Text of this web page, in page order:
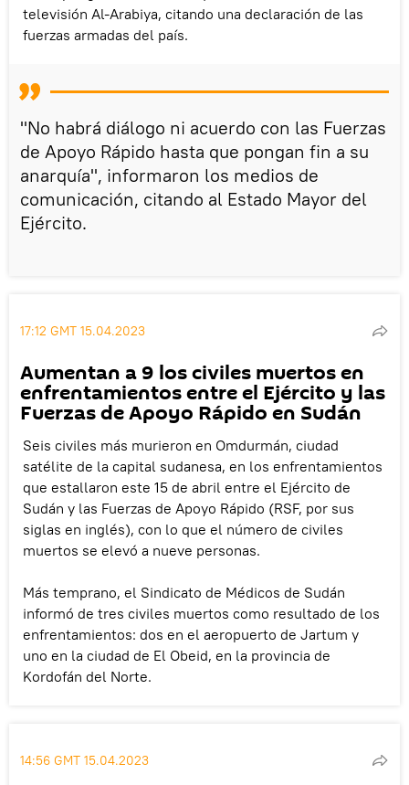
televisión Al-Arabiya, citando una declaración de las
fuerzas armadas del país.
"No habrá diálogo ni acuerdo con las Fuerzas
de Apoyo Rápido hasta que pongan fin a su
anarquía", informaron los medios de
comunicación, citando al Estado Mayor del
Ejército.
17:12 GMT 15.04.2023
Aumentan a 9 los civiles muertos en
enfrentamientos entre el Ejército y las
Fuerzas de Apoyo Rápido en Sudán
Seis civiles más murieron en Omdurmán, ciudad
satélite de la capital sudanesa, en los enfrentamientos
que estallaron este 15 de abril entre el Ejército de
Sudán y las Fuerzas de Apoyo Rápido (RSF, por sus
siglas en inglés), con lo que el número de civiles
muertos se elevó a nueve personas.
Más temprano, el Sindicato de Médicos de Sudán
informó de tres civiles muertos como resultado de los
enfrentamientos: dos en el aeropuerto de Jartum y
uno en la ciudad de El Obeid, en la provincia de
Kordofán del Norte.
14:56 GMT 15.04.2023